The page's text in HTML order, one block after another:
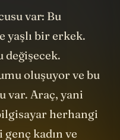
var: Bu
yaşlı bir erkek.
değişecek.
oluşuyor ve bu
var. Araç, yani
herhangi